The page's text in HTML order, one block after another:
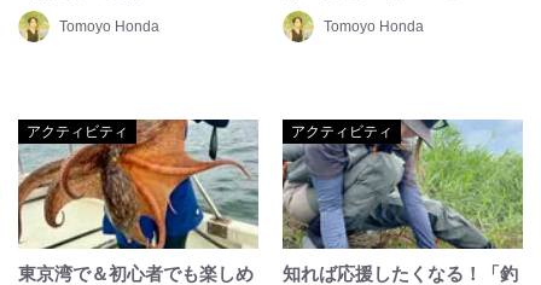
Tomoyo Honda Tomoyo Honda
アクティビティ
東京湾で＆初心者でも楽しめ
アクティビティ
知れば応援したくなる！「釣